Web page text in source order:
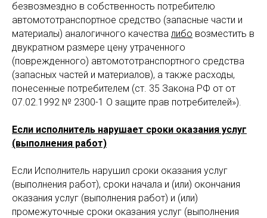
безвозмездно в собственность потребителю
автомототранспортное средство (запасные части и
материалы) аналогичного качества либо возместить в
двукратном размере цену утраченного
(поврежденного) автомототранспортного средства
(запасных частей и материалов), а также расходы,
понесенные потребителем (ст. 35 Закона РФ от от
07.02.1992 № 2300-1 О защите прав потребителей»).
Если исполнитель нарушает сроки оказания услуг
(выполнения работ)
Если Исполнитель нарушил сроки оказания услуг
(выполнения работ), сроки начала и (или) окончания
оказания услуг (выполнения работ) и (или)
промежуточные сроки оказания услуг (выполнения